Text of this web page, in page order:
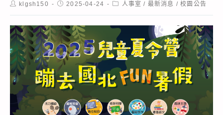
Postklgsh150
Post2025-04-24
Post人事室 / 最新消息 / 校園公告